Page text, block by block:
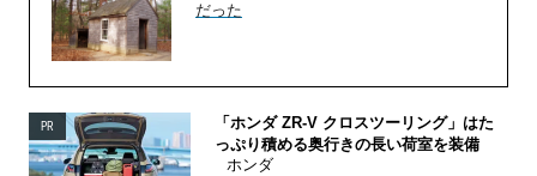
だった
PR
「ホンダ ZR-V クロスツーリング」はた
っぷり積める奥行きの長い荷室を装備
ホンダ